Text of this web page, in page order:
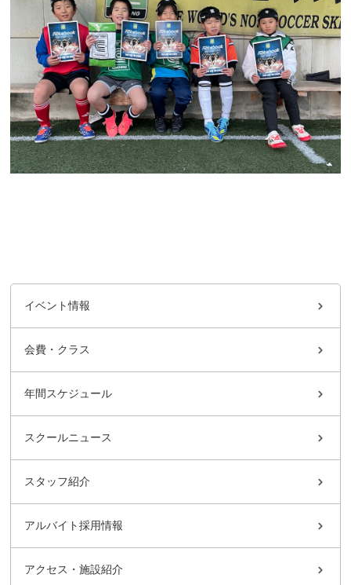
イベント情報
会費・クラス
年間スケジュール
スクールニュース
スタッフ紹介
アルバイト採用情報
アクセス・施設紹介